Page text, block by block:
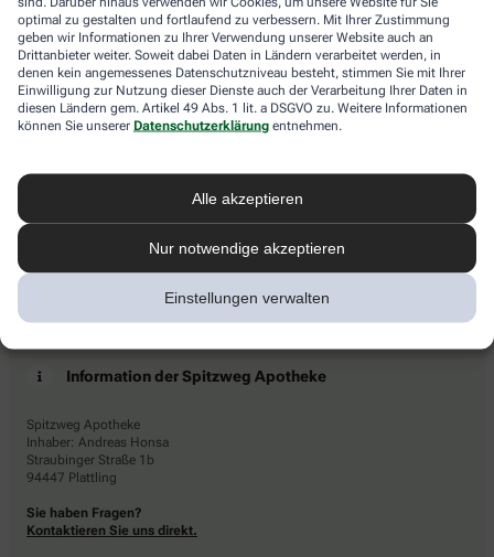
optimal zu gestalten und fortlaufend zu verbessern. Mit Ihrer Zustimmung
geben wir Informationen zu Ihrer Verwendung unserer Website auch an
Drittanbieter weiter. Soweit dabei Daten in Ländern verarbeitet werden, in
denen kein angemessenes Datenschutzniveau besteht, stimmen Sie mit Ihrer
Einwilligung zur Nutzung dieser Dienste auch der Verarbeitung Ihrer Daten in
diesen Ländern gem. Artikel 49 Abs. 1 lit. a DSGVO zu. Weitere Informationen
können Sie unserer Datenschutzerklärung entnehmen.
Alle akzeptieren
Nur notwendige akzeptieren
Einstellungen verwalten
die
Tasse.
Newsletters den Dienstleister Emarsys ein. Die Einwilligung
kann jederzeit für die Zukunft widerrufen werden (z.B. über den
Abmelde-Link in jedem Newsletter). Die sonstigen
Kontaktmöglichkeiten dafür und weitere Angaben zur
Datenverarbeitung finden sich in der Datenschutzerklärungvon
AHD.
* Coupon-Bedingungen: Einmalig einlösbar bis zum
31.12.2026. Mindestbestellwert: 50,00 €. Gültig auf das
gesamte Sortiment, ausgeschlossen rezeptpflichtige Produkte.
Information der Spitzweg Apotheke
Spitzweg Apotheke
Inhaber: Andreas Honsa
Straubinger Straße 1b
94447 Plattling
Sie haben Fragen?
Kontaktieren Sie uns direkt.